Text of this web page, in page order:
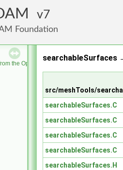
7
Foundation
the OpenFOAM Foundation
searchableSurfaces
src/meshTools/
searchableSurfaces.C
searchableSurfaces.C
searchableSurfaces.C
searchableSurfaces.C
searchableSurfaces.H